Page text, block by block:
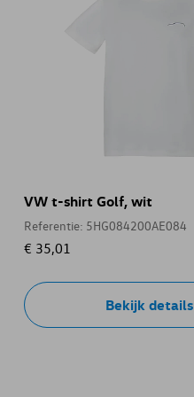
VW t-shirt Golf, wit
Referentie: 5HG084200AE084
€ 35,01
Bekijk details